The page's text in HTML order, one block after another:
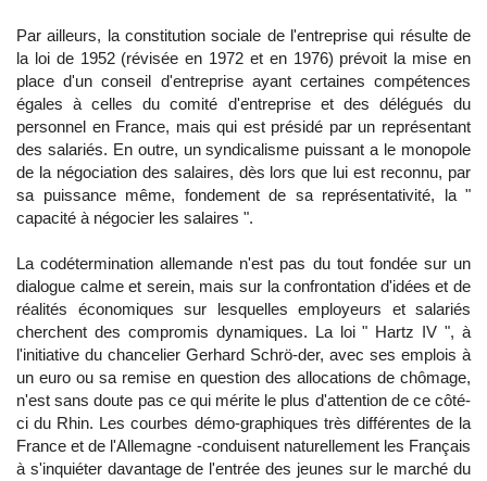
Par ailleurs, la constitution sociale de l'entreprise qui résulte de
la loi de 1952 (révisée en 1972 et en 1976) prévoit la mise en
place d'un conseil d'entreprise ayant certaines compétences
égales à celles du comité d'entreprise et des délégués du
personnel en France, mais qui est présidé par un représentant
des salariés. En outre, un syndicalisme puissant a le monopole
de la négociation des salaires, dès lors que lui est reconnu, par
sa puissance même, fondement de sa représentativité, la "
capacité à négocier les salaires ".
La codétermination allemande n'est pas du tout fondée sur un
dialogue calme et serein, mais sur la confrontation d'idées et de
réalités économiques sur lesquelles employeurs et salariés
cherchent des compromis dynamiques. La loi " Hartz IV ", à
l'initiative du chancelier Gerhard Schrö-der, avec ses emplois à
un euro ou sa remise en question des allocations de chômage,
n'est sans doute pas ce qui mérite le plus d'attention de ce côté-
ci du Rhin. Les courbes démo-graphiques très différentes de la
France et de l'Allemagne -conduisent naturellement les Français
à s'inquiéter davantage de l'entrée des jeunes sur le marché du